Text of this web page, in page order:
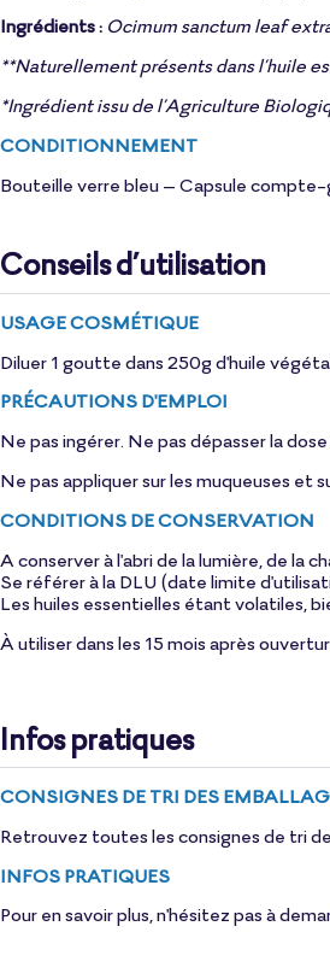
Ingrédients : Ocimum sanctum leaf
**Naturellement présents dans l’huile
*Ingrédient issu de l’Agriculture
CONDITIONNEMENT
Bouteille verre bleu – Capsule
Conseils d’utilisation
USAGE COSMÉTIQUE
Diluer 1 goutte dans 250g d'huile
PRÉCAUTIONS D'EMPLOI
Ne pas ingérer. Ne pas dépasser la
Ne pas appliquer sur les muqueuses et
CONDITIONS DE CONSERVATION
A conserver à l'abri de la lumière, de la
Se référer à la DLU (date limite
Les huiles essentielles étant volatiles,
À utiliser dans les 15 mois après
Infos pratiques
CONSIGNES DE TRI DES
Retrouvez toutes les consignes de tri
INFOS PRATIQUES
Pour en savoir plus, n'hésitez pas à